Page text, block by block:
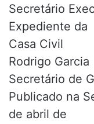
Secretário
Expediente da
Casa Civil
Rodrigo Garcia
Secretário de
Publicado na
de abril de